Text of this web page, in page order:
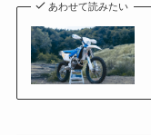
あわせて読みたい